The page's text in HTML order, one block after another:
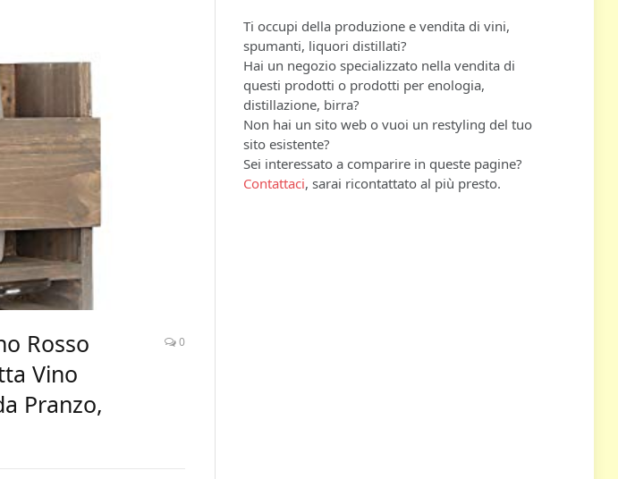
Rosso
Vino
Pranzo,
0
Ti occupi della produzione e vendita di vini,
spumanti, liquori distillati?
Hai un negozio specializzato nella vendita di
questi prodotti o prodotti per enologia,
distillazione, birra?
Non hai un sito web o vuoi un restyling del tuo
sito esistente?
Sei interessato a comparire in queste pagine?
Contattaci, sarai ricontattato al più presto.